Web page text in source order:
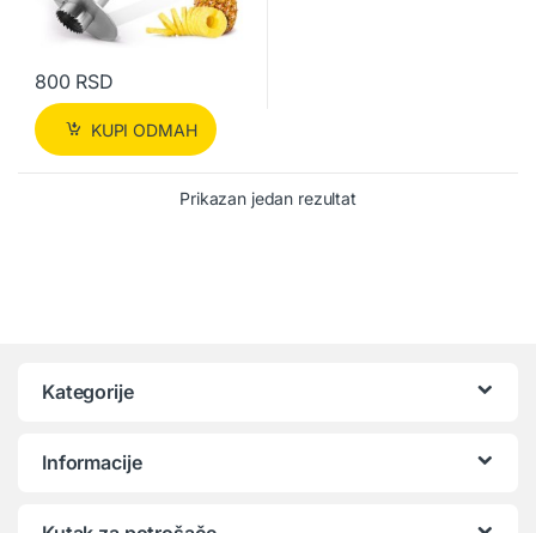
800 RSD
KUPI ODMAH
Prikazan jedan rezultat
Kategorije
Informacije